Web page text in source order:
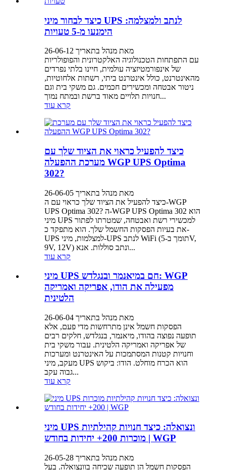
כיצד לבחור מיני UPS לנתב ולמצלמה:
הימנעו מ-5 טעויות
מאת מנהל בתאריך 26-06-12
עם התפתחות הטכנולוגיה האלקטרונית והפופולריות
של אינפורמטיזציה עולמית, חיינו בלתי נפרדים
מהאינטרנט, כולל אינטרנט ביתי, רשתות אלחוטיות,
ניטור אבטחה ומכשירים חכמים. גם משקי בית וגם
חנויות תלויים מאוד ברשת ובמתח נמוך...
קרא עוד
כיצד להפעיל כראוי את הציוד שלך עם
מערכת ההפעלה WGP UPS Optima
302?
מאת מנהל בתאריך 26-06-05
כיצד להפעיל את הציוד שלך כראוי עם ה-WGP
UPS Optima 302? ה-WGP UPS Optima 302 הוא
מיני UPS למכשירי רשת ואבטחה, שמטרתו לפתור
את בעיות הפסקות החשמל שלך. הוא מתפקד כ-
UPS למצלמות, מיני-UPS לנתב WiFi (תומך ב-5V,
9V, 12V) ונתב סוללות. אנא...
קרא עוד
מיני UPS חם במיאנמר ובנגלדש: WGP
מפעילה את הודו, אפריקה ואמריקה
הלטינית
מאת מנהל בתאריך 26-06-04
הפסקות חשמל אינן מתרחשות מדי פעם, אלא
תופעה נפוצה בהודו, מיאנמר, בנגלדש, חלקים רבים
של אפריקה ואמריקה הלטינית. עבור משקי בית
וחנויות קטנות המסתמכות על האינטרנט ומערכות
מעקב, מיני UPS הוא הכרח מוחלט. הודו: ביקוש
גבוה עקב...
קרא עוד
מיני UPS ונצואלה: כיצד חנויות קהילתיות
מוכרות 200+ יחידות בחודש | WGP
מאת מנהל בתאריך 26-05-28
הפסקות חשמל הן תופעה שכיחה בוונצואלה. בעל